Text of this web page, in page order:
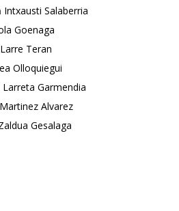
Intxausti Salaberria
Goenaga
Larre Teran
Olloquiegui
Larreta Garmendia
Martinez Alvarez
Gesalaga